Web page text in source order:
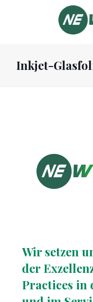
Inkjet-
Wir setzen
der
Practices in